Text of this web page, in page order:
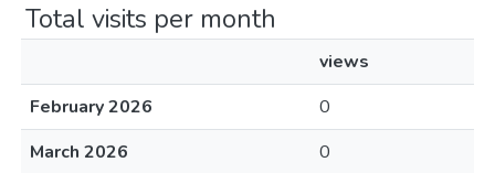
Total visits per month
views
February 2026
0
March 2026
0